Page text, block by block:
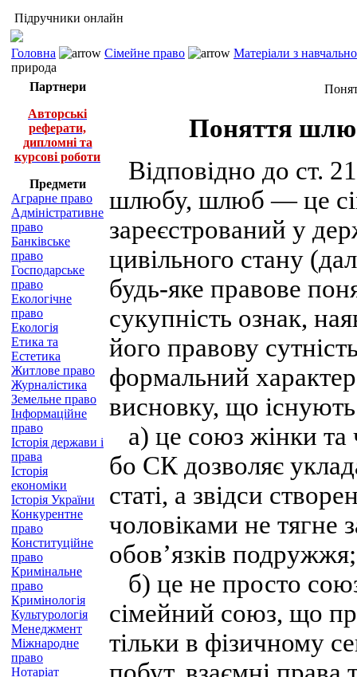
Підручники онлайн
Головна Сімейне право
Матеріали з
природа
Партнери
Авторські
реферати,
дипломні та
курсові роботи
Предмети
Аграрне право
Адміністративне
право
Банківське
право
Господарське
право
Екологічне
право
Екологія
Етика та
Естетика
Житлове право
Журналістика
Земельне право
Інформаційне
право
Історія держави і
права
Історія
економіки
Історія України
Конкурентне
право
Конституційне
право
Кримінальне
право
Кримінологія
Культурологія
Менеджмент
Міжнародне
право
Нотаріат
Поняття
Відповідно до ст.
шлюбу, шлюб — це
зареєстрований у
цивільного стану
будь-яке правове
сукупність ознак,
його правову
формальний
висновку, що
а) це союз жінки та
бо СК дозволяє
статі, а звідси
чоловіками не тягне
обов’язків подружжя;
б) це не просто
сімейний союз, що
тільки в фізичному